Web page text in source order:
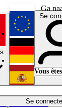
Ga
Se
Économie
English
Deutsch
Español
Se
Vous